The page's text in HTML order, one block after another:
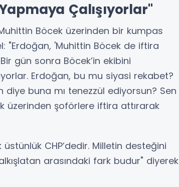
Çalışıyorlar"
Böcek üzerinden bir kumpas
"Erdoğan, 'Muhittin Böcek de iftira
gün sonra Böcek’in ekibini
Erdoğan, bu mu siyasi rekabet?
diye buna mı tenezzül ediyorsun? Sen
üzerinden şoförlere iftira attırarak
CHP’dedir. Milletin desteğini
arasındaki fark budur" diyerek